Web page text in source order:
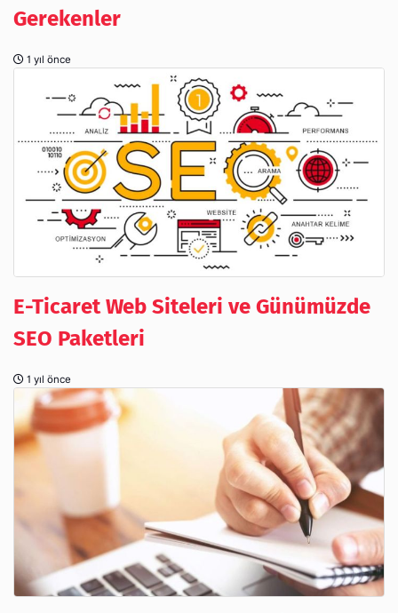
Gerekenler
1 yıl önce
E-Ticaret Web Siteleri ve Günümüzde
SEO Paketleri
1 yıl önce